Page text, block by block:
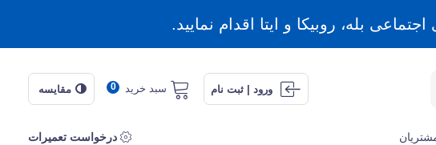
بله، روبیکا و ایتا اقدام نمایید.
ورود | ثبت نام 0 سبد خرید مقایسه
درخواست تعمیرات